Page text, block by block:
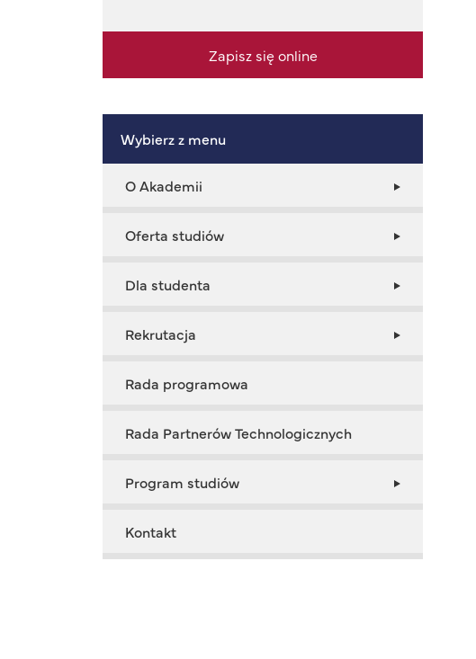
Zapisz się online
Wybierz z menu
O Akademii
Oferta studiów
Dla studenta
Rekrutacja
Rada programowa
Rada Partnerów Technologicznych
Program studiów
Kontakt